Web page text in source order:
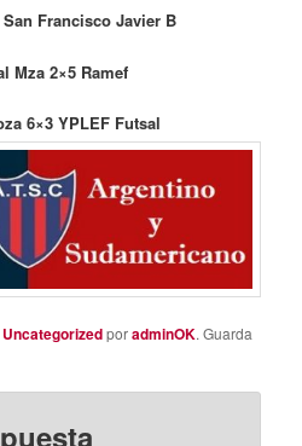
Francisco Javier B
Mza 2×5 Ramef
6×3 YPLEF Futsal
UncategorizedporadminOK. Guarda